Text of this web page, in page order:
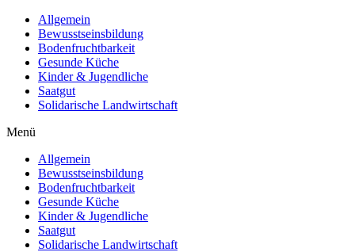
Allgemein
Bewusstseinsbildung
Bodenfruchtbarkeit
Gesunde Küche
Kinder & Jugendliche
Saatgut
Solidarische Landwirtschaft
Menü
Allgemein
Bewusstseinsbildung
Bodenfruchtbarkeit
Gesunde Küche
Kinder & Jugendliche
Saatgut
Solidarische Landwirtschaft